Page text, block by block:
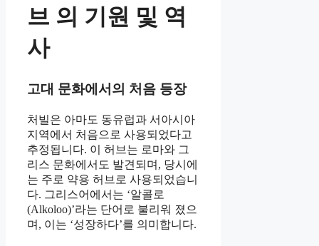
브 의 기원 및 역
사
고대 문화에서의 처음 등장
처빌은 아마도 동유럽과 서아시아
지역에서 처음으로 사용되었다고
추정됩니다. 이 허브는 로마와 그
리스 문화에서도 발견되며, 당시에
는 주로 약용 허브로 사용되었습니
다. 그리스어에서는 ‘알콜로
(Alkoloo)’라는 단어로 불리워 졌으
며, 이는 ‘성장하다’를 의미합니다.